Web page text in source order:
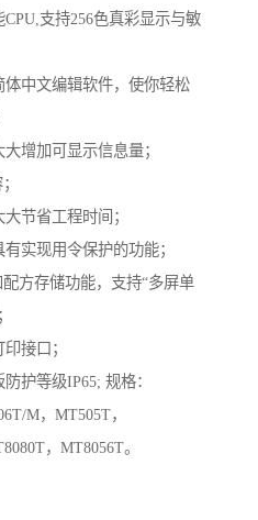
支持256色真彩显示与敏
中文编辑软件，使你轻松
增加可显示信息量；
节省工程时间；
实现用令保护的功能；
方存储功能，支持“多屏单
接口；
护等级IP65; 规格：
M，MT505T，
，MT8056T。